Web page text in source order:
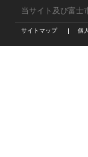
当サイト及び富士
サイトマップ 個